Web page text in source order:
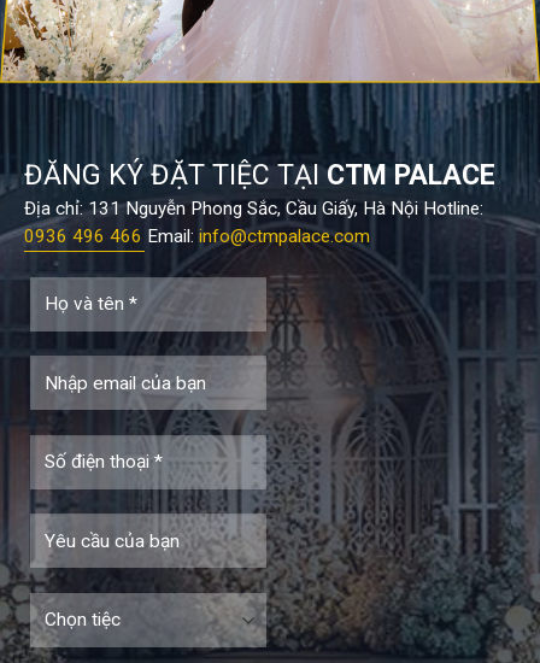
ĐĂNG KÝ ĐẶT TIỆC TẠICTM PALACE
Địa chỉ: 131 Nguyễn Phong Sắc, Cầu Giấy, Hà Nội Hotline:
0936 496 466 Email: info@ctmpalace.com